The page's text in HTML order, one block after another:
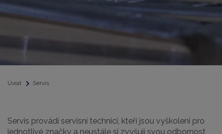
Úvod Servis
Servis provádí servisní technici, kteří jsou vyškoleni pro
jednotlivé značky a neustále si zvyšují svou odbornost